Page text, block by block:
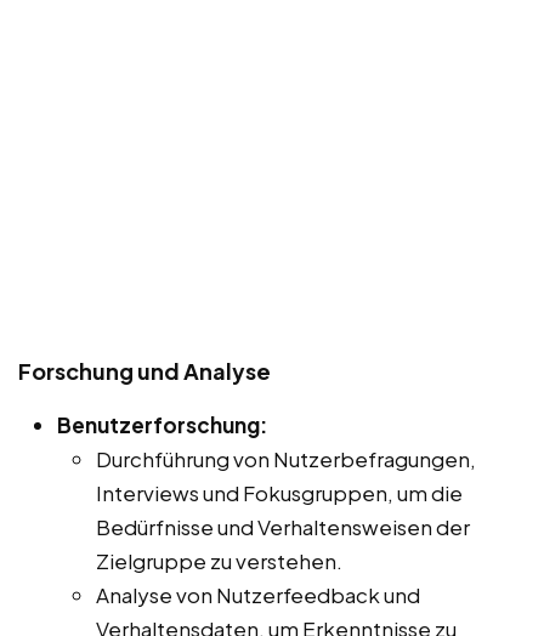
Forschung und Analyse
Benutzerforschung:
Durchführung von Nutzerbefragungen,
Interviews und Fokusgruppen, um die
Bedürfnisse und Verhaltensweisen der
Zielgruppe zu verstehen.
Analyse von Nutzerfeedback und
Verhaltensdaten, um Erkenntnisse zu